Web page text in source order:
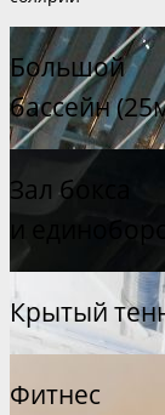
Большой
бассейн
Зал бокса
и
Крытый
Фитнес